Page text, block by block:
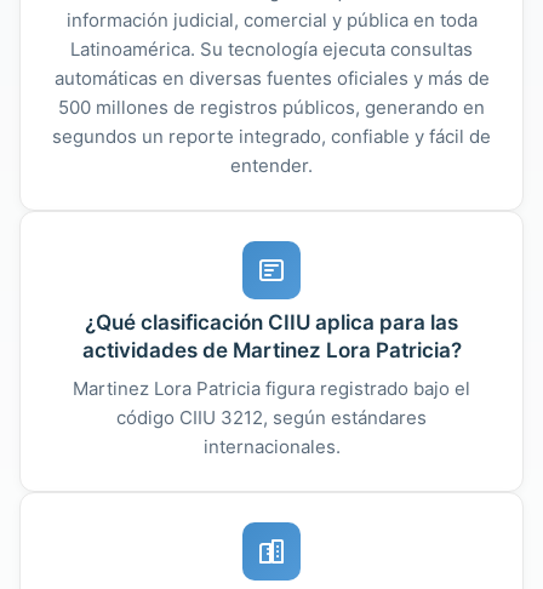
información judicial, comercial y pública en toda
Latinoamérica. Su tecnología ejecuta consultas
automáticas en diversas fuentes oficiales y más de
500 millones de registros públicos, generando en
segundos un reporte integrado, confiable y fácil de
entender.
¿Qué clasificación CIIU aplica para las
actividades de Martinez Lora Patricia?
Martinez Lora Patricia figura registrado bajo el
código CIIU 3212, según estándares
internacionales.